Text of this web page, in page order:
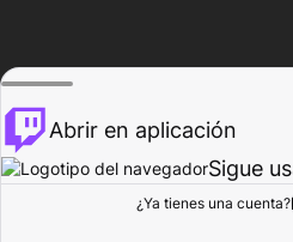
Explorar
Abrir en aplicación
Sigue
¿Ya tienes una cuenta?